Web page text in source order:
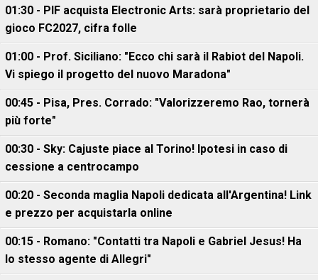
01:30 - PIF acquista Electronic Arts: sarà proprietario del
gioco FC2027, cifra folle
01:00 - Prof. Siciliano: "Ecco chi sarà il Rabiot del Napoli.
Vi spiego il progetto del nuovo Maradona"
00:45 - Pisa, Pres. Corrado: "Valorizzeremo Rao, tornerà
più forte"
00:30 - Sky: Cajuste piace al Torino! Ipotesi in caso di
cessione a centrocampo
00:20 - Seconda maglia Napoli dedicata all'Argentina! Link
e prezzo per acquistarla online
00:15 - Romano: "Contatti tra Napoli e Gabriel Jesus! Ha
lo stesso agente di Allegri"